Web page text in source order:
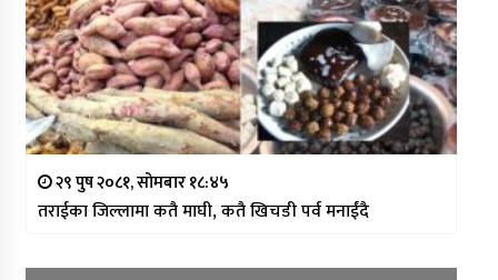
२९ पुष २०८१, सोमबार १८:४५
तराईका जिल्लामा कतै माघी, कतै खिचडी पर्व मनाईंदै